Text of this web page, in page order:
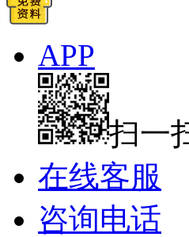
APP
扫一
在线客服
咨询电话